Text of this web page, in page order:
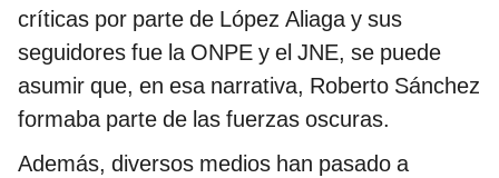
críticas por parte de López Aliaga y sus
seguidores fue la ONPE y el JNE, se puede
asumir que, en esa narrativa, Roberto Sánchez
formaba parte de las fuerzas oscuras.
Además, diversos medios han pasado a